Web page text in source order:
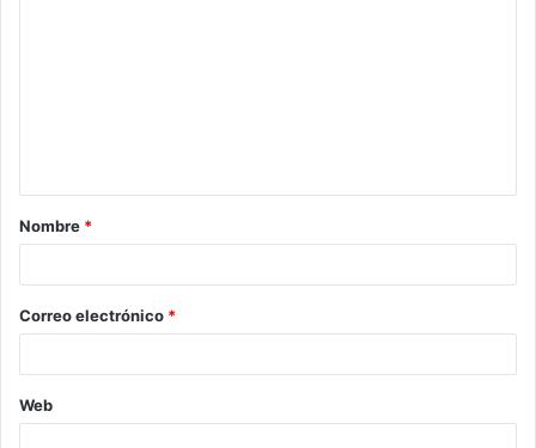
a
r
*
Nombre *
Correo electrónico *
Web